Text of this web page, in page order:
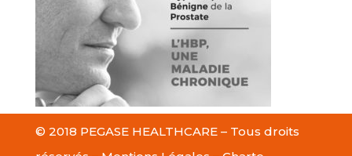
© 2018 PEGASE HEALTHCARE – Tous droits